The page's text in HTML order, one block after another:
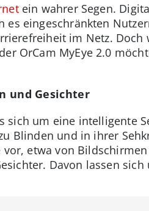
ein wahrer Segen.
es eingeschränkten
im Netz. Doch
OrCam MyEye 2.0
und Gesichter
sich um eine intelligente
Blinden und in ihrer
etwa von
Davon lassen